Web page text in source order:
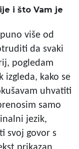
i što Vam je
više od
da svaki
pogledam
izgleda, kako se
uhvatiti
samo
jezik,
svoj govor s